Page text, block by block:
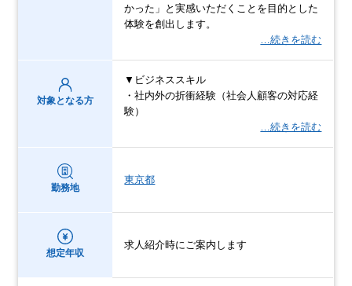
かった」と実感いただくことを目的とした
体験を創出します。
…続きを読む
対象となる方
▼ビジネススキル
・社内外の折衝経験（社会人顧客の対応経
験）
…続きを読む
勤務地
東京都
想定年収
求人紹介時にご案内します